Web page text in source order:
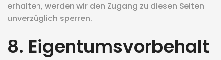
erhalten, werden wir den Zugang zu diesen Seiten
unverzüglich sperren.
8. Eigentumsvorbehalt